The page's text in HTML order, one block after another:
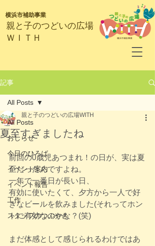
​親と子のつどいの広場
ＷＩＴＨ
横浜市補助事業
記事
All Posts
おしらせ
今日のひろば
イベント案内
イベント報告
工作
スタッフのつぶやき
All Posts
夏至すぎましたね
親と子のつどいの広場WITH
前回の0歳児あつまれ！の日が、実は夏
至だったんですよね。
一年で一番日が長い日、
有効に使いたくて、夕方から一人で好
きなビールを飲みました(それってホン
トに有効なのかな？(笑)
まだ体感として感じられるわけではあ